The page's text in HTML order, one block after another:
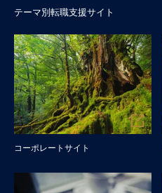
テーマ別転職支援サイト
コーポレートサイト